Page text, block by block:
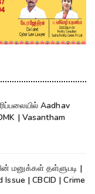
Aadhav
| Vasantham
மனுக்கள் தள்ளுபடி |
| CBCID | Crime